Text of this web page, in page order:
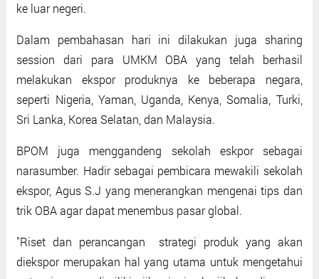
ke luar negeri.
Dalam pembahasan hari ini dilakukan juga sharing
session dari para UMKM OBA yang telah berhasil
melakukan ekspor produknya ke beberapa negara,
seperti Nigeria, Yaman, Uganda, Kenya, Somalia, Turki,
Sri Lanka, Korea Selatan, dan Malaysia.
BPOM juga menggandeng sekolah eskpor sebagai
narasumber. Hadir sebagai pembicara mewakili sekolah
ekspor, Agus S.J yang menerangkan mengenai tips dan
trik OBA agar dapat menembus pasar global.
"Riset dan perancangan strategi produk yang akan
diekspor merupakan hal yang utama untuk mengetahui